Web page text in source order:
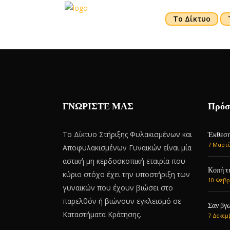
Το Δίκτυο
ΓΝΩΡΙΣΤΕ ΜΑΣ
Το Δίκτυο Στήριξης Φυλακισμένων και
Αποφυλακισμένων Γυναικών είναι μία
αστική μη κερδοσκοπική εταιρία που
κύριο στόχο έχει την υποστήριξη των
γυναικών που έχουν βιώσει στο
παρελθόν ή βιώνουν εγκλεισμό σε
Καταστήματα Κράτησης.
Έκθεση
7
Κοπή
10
Σαν
7